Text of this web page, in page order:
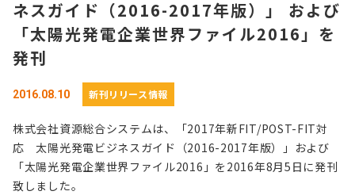
ネスガイド（2016-2017年版）」 および
「太陽光発電企業世界ファイル2016」を
発刊
2016.08.10 新刊リリース情報
株式会社資源総合システムは、「2017年新FIT/POST-FIT対
応 太陽光発電ビジネスガイド（2016-2017年版）」および
「太陽光発電企業世界ファイル2016」を2016年8月5日に発刊
致しました。